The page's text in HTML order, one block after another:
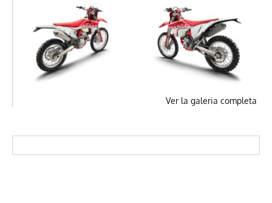
Ver la galeria completa